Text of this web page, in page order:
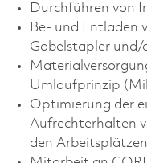
Durchführen von
Be- und Entladen
Gabelstapler und/
Umlaufprinzip
Optimierung der
Aufrechterhalten
den Arbeitsplätzen